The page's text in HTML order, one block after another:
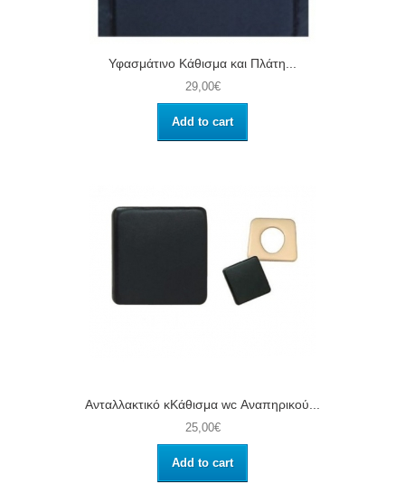
Υφασμάτινο Κάθισμα και Πλάτη...
29,00€
Add to cart
Ανταλλακτικό κΚάθισμα wc Αναπηρικού...
25,00€
Add to cart